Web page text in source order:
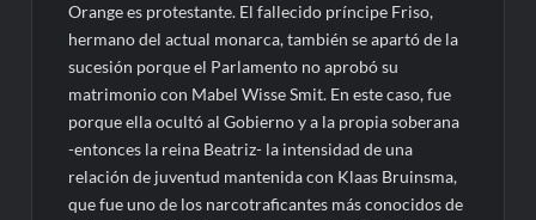
Orange es protestante. El fallecido príncipe Friso,
hermano del actual monarca, también se apartó de la
sucesión porque el Parlamento no aprobó su
matrimonio con Mabel Wisse Smit. En este caso, fue
porque ella ocultó al Gobierno y a la propia soberana
-entonces la reina Beatriz- la intensidad de una
relación de juventud mantenida con Klaas Bruinsma,
que fue uno de los narcotraficantes más conocidos de